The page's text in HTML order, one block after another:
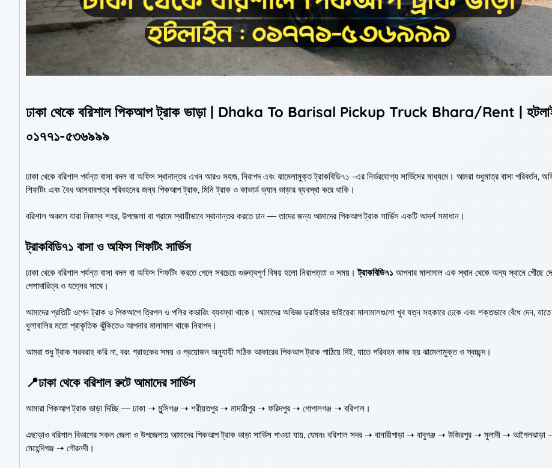
ঢাকা থেকে বরিশাল পিকআপ ট্রাক ভাড়া | Dhaka To Barisal Pickup Truck Bhara/Rent |
০১৭৭১-৫৩৬৯৯৯
ঢাকা থেকে বরিশাল পর্যন্ত বাসা বদল বা অফিস স্থানান্তর এখন আরও সহজ, নিরাপদ এবং ঝামেলামুক্ত ট্রাকবিডি৭১ -এর নির্ভরযোগ্য সার্ভিসের মাধ্যমে। আমরা শুধুমাত্র বাসা পরিবর্তন,
শিফটিং এবং বৈধ আসবাবপত্র পরিবহনের জন্য পিকআপ ট্রাক, মিনি ট্রাক ও কাভার্ড ভ্যান ভাড়ার ব্যবস্থা করে থাকি।
বরিশাল অঞ্চলে যারা নিজস্ব শহর, উপজেলা বা গ্রামে স্থায়ীভাবে স্থানান্তর করতে চান — তাদের জন্য আমাদের পিকআপ ট্রাক সার্ভিস একটি আদর্শ সমাধান।
ট্রাকবিডি৭১ বাসা ও অফিস শিফটিং সার্ভিস
ঢাকা থেকে বরিশাল পর্যন্ত বাসা বদল বা অফিস শিফটিং করতে গেলে সবচেয়ে গুরুত্বপূর্ণ বিষয় হলো নিরাপত্তা ও সময়।ট্রাকবিডি৭১ আপনার মালামাল এক স্থান থেকে অন্য স্থানে পৌঁছে
পেশাদারিত্ব ও যত্নের সাথে।
আমাদের প্রতিটি ওপেন ট্রাক ও পিকআপে ত্রিপল ও পলির কভারিং ব্যবস্থা থাকে। আমাদের অভিজ্ঞ ড্রাইভার ভাইয়েরা মালামালগুলো খুব যত্ন সহকারে ঢেকে এবং শক্তভাবে বেঁধে দেন, যাতে
ধুলাবালির মতো প্রাকৃতিক ঝুঁকিতেও আপনার মালামাল থাকে নিরাপদ।
আমরা শুধু ট্রাক সরবরাহ করি না, বরং গ্রাহকের সময় ও প্রয়োজন অনুযায়ী সঠিক আকারের পিকআপ ট্রাক পাঠিয়ে দিই, যাতে পরিবহন কাজ হয় ঝামেলামুক্ত ও স্বচ্ছন্দ।
📍ঢাকা থেকে বরিশাল রুটে আমাদের সার্ভিস
আমারা পিকআপ ট্রাক ভাড়া দিচ্ছি — ঢাকা ➝ মুন্সিগঞ্জ ➝ শরীয়তপুর ➝ মাদারীপুর ➝ ফরিদপুর ➝ গোপালগঞ্জ ➝ বরিশাল।
এছাড়াও বরিশাল বিভাগের সকল জেলা ও উপজেলায় আমাদের পিকআপ ট্রাক ভাড়া সার্ভিস পাওয়া যায়, যেমনঃ বরিশাল সদর ➝ বানারীপাড়া ➝ বাবুগঞ্জ ➝ উজিরপুর ➝ মুলাদী ➝ আগৈলঝাড়া
মেহেন্দিগঞ্জ ➝ গৌরনদী।